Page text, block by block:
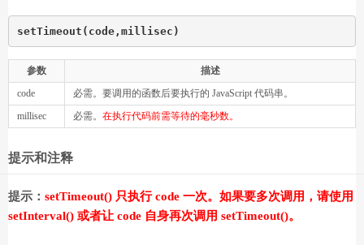
setTimeout(code,millisec)
参数
描述
code
必需。要调用的函数后要执行的 JavaScript 代码串。
millisec
必需。 在执行代码前需等待的毫秒数。
提示和注释
提示： setTimeout() 只执行 code 一次。如果要多次调用，请使用
setInterval() 或者让 code 自身再次调用 setTimeout()。